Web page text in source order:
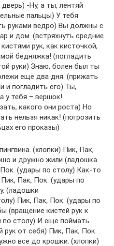
-Ну, а ты, лентяй
пальцы) У тебя
руками ведро) Вы должны с
и дом. (встряхнуть средние
рук, как кисточкой,
бедняжка! (погладить
руки) Знаю, болен был ты
ещё два дня. (прижать
и погладить его) Ты,
у тебя – вершок!
какого они роста) Но
нельзя никак! (погрозить
его проказы)
(хлопки) Пик, Пак,
и дружно жили (ладошка
(удары по столу) Как-то
Пак, Пок. (удары по
(ладошки
Пик, Пак, Пок. (удары по
(вращение кистей рук к
по столу) И еще поймать
рук от себя) Пик, Пак, Пок.
все до крошки. (хлопки)